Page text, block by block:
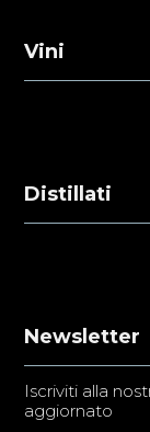
Vini
Distillati
Newsletter
Iscriviti alla
aggiornato